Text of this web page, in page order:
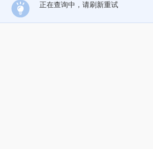
正在查询中，请刷新重试